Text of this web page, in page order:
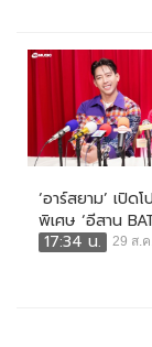
‘อาร์สยาม’ เปิด
พิเศษ ‘อีสาน
17:34 น.
29 ส.